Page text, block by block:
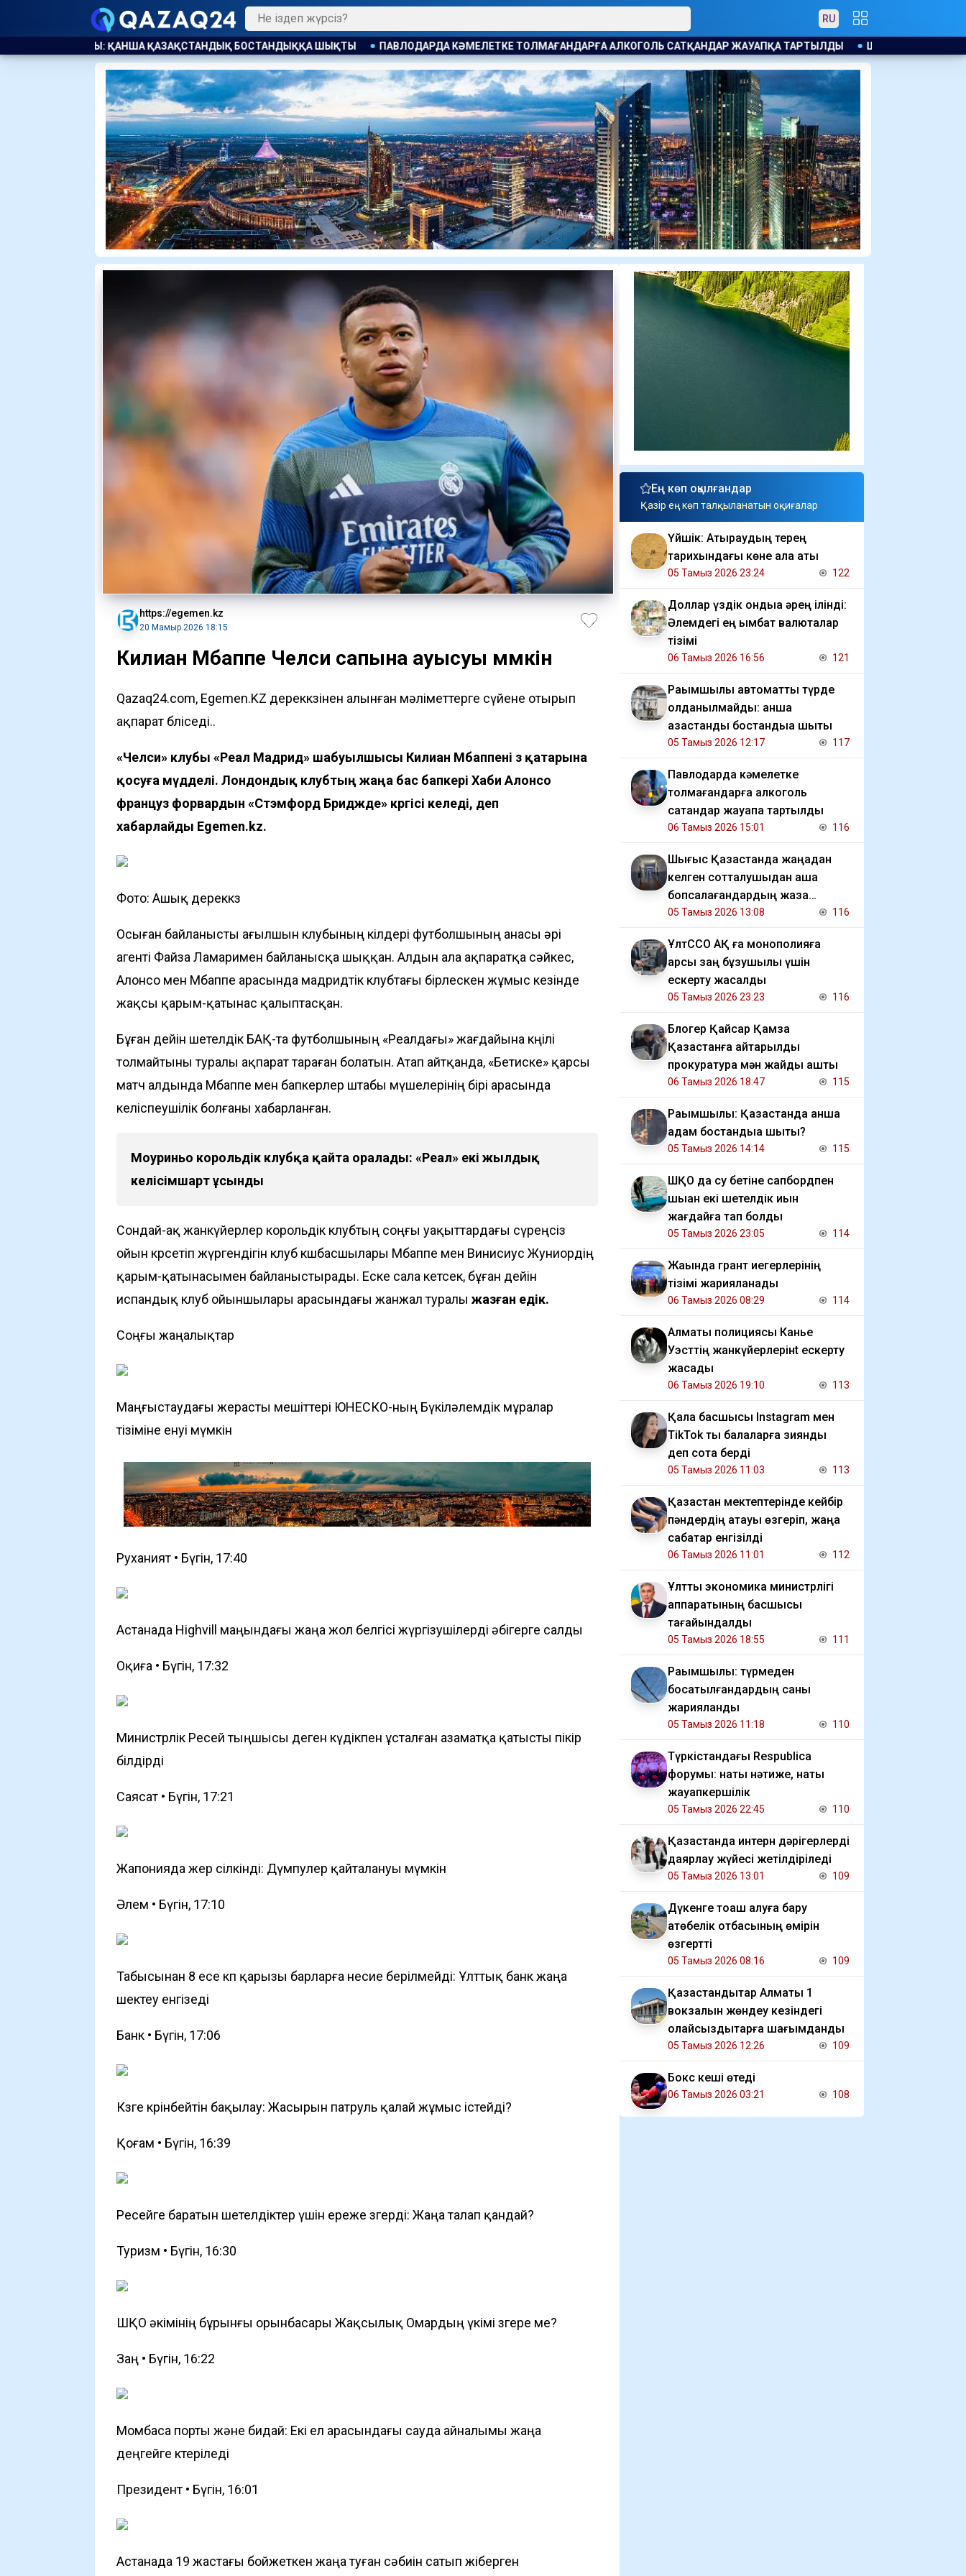
RU
БОСТАНДЫҚҚА ШЫҚТЫ ПАВЛОДАРДА КӘМЕЛЕТКЕ ТОЛМАҒАНДАРҒА АЛКОГОЛЬ САТҚАНДАР ЖАУАПҚА ТАРТЫЛДЫ ШЫҒЫС ҚАЗАҚСТАНДА ЖАҢАДАН КЕЛГЕН
https://egemen.kz
20 Мамыр 2026 18:15
Килиан Мбаппе Челси сапына ауысуы мүмкін
Qazaq24.com, Egemen.KZ дереккөзінен алынған мәліметтерге сүйене отырып
ақпарат бөліседі..
«Челси» клубы «Реал Мадрид» шабуылшысы Килиан Мбаппені өз қатарына
қосуға мүдделі. Лондондық клубтың жаңа бас бапкері Хаби Алонсо
француз форвардын «Стэмфорд Бриджде» көргісі келеді, деп
хабарлайды Egemen.kz.
Фото: Ашық дереккөз
Осыған байланысты ағылшын клубының өкілдері футболшының анасы әрі
агенті Файза Ламаримен байланысқа шыққан. Алдын ала ақпаратқа сәйкес,
Алонсо мен Мбаппе арасында мадридтік клубтағы бірлескен жұмыс кезінде
жақсы қарым-қатынас қалыптасқан.
Бұған дейін шетелдік БАҚ-та футболшының «Реалдағы» жағдайына көңілі
толмайтыны туралы ақпарат тараған болатын. Атап айтқанда, «Бетиске» қарсы
матч алдында Мбаппе мен бапкерлер штабы мүшелерінің бірі арасында
келіспеушілік болғаны хабарланған.
Моуриньо корольдік клубқа қайта оралады: «Реал» екі жылдық
келісімшарт ұсынды
Сондай-ақ жанкүйерлер корольдік клубтың соңғы уақыттардағы сүреңсіз
ойын көрсетіп жүргендігін клуб көшбасшылары Мбаппе мен Винисиус Жуниордің
қарым-қатынасымен байланыстырады. Еске сала кетсек, бұған дейін
испандық клуб ойыншылары арасындағы жанжал туралы жазған едік.
Соңғы жаңалықтар
Маңғыстаудағы жерасты мешіттері ЮНЕСКО-ның Бүкіләлемдік мұралар
тізіміне енуі мүмкін
Руханият • Бүгін, 17:40
Астанада Highvill маңындағы жаңа жол белгісі жүргізушілерді әбігерге салды
Оқиға • Бүгін, 17:32
Министрлік Ресей тыңшысы деген күдікпен ұсталған азаматқа қатысты пікір
білдірді
Саясат • Бүгін, 17:21
Жапонияда жер сілкінді: Дүмпулер қайталануы мүмкін
Әлем • Бүгін, 17:10
Табысынан 8 есе көп қарызы барларға несие берілмейді: Ұлттық банк жаңа
шектеу енгізеді
Банк • Бүгін, 17:06
Көзге көрінбейтін бақылау: Жасырын патруль қалай жұмыс істейді?
Қоғам • Бүгін, 16:39
Ресейге баратын шетелдіктер үшін ереже өзгерді: Жаңа талап қандай?
Туризм • Бүгін, 16:30
ШҚО әкімінің бұрынғы орынбасары Жақсылық Омардың үкімі өзгере ме?
Заң • Бүгін, 16:22
Момбаса порты және бидай: Екі ел арасындағы сауда айналымы жаңа
деңгейге көтеріледі
Президент • Бүгін, 16:01
Астанада 19 жастағы бойжеткен жаңа туған сәбиін сатып жіберген
Ең көп оқылғандар
Қазір ең көп талқыланатын оқиғалар
Үйшік: Атыраудың терең
тарихындағы көне қала аты
05 Тамыз 2026 23:24 122
Доллар үздік ондыққа әрең ілінді:
Әлемдегі ең қымбат валюталар
тізімі
06 Тамыз 2026 16:56 121
Рақымшылық автоматты түрде
қолданылмайды: қанша
қазақстандық бостандыққа шықты
05 Тамыз 2026 12:17 117
Павлодарда кәмелетке
толмағандарға алкоголь
сатқандар жауапқа тартылды
06 Тамыз 2026 15:01 116
Шығыс Қазақстанда жаңадан
келген сотталушыдан ақша
бопсалағандардың жаза
мерзімі ұзартылды
05 Тамыз 2026 13:08 116
ҰлтССО АҚ ға монополияға
қарсы заң бұзушылық үшін
ескерту жасалды
05 Тамыз 2026 23:23 116
Блогер Қайсар Қамза
Қазақстанға қайтарылды
прокуратура мән жайды ашты
06 Тамыз 2026 18:47 115
Рақымшылық: Қазақстанда қанша
адам бостандыққа шықты?
05 Тамыз 2026 14:14 115
ШҚО да су бетіне сапбордпен
шыққан екі шетелдік қиын
жағдайға тап болды
05 Тамыз 2026 23:05 114
Жақында грант иегерлерінің
тізімі жарияланады
06 Тамыз 2026 08:29 114
Алматы полициясы Канье
Уэсттің жанкүйерлерінt ескерту
жасады
06 Тамыз 2026 19:10 113
Қала басшысы Instagram мен
TikTok ты балаларға зиянды
деп сотқа берді
05 Тамыз 2026 11:03 113
Қазақстан мектептерінде кейбір
пәндердің атауы өзгеріп, жаңа
сабақтар енгізілді
06 Тамыз 2026 11:01 112
Ұлттық экономика министрлігі
аппаратының басшысы
тағайындалды
05 Тамыз 2026 18:55 111
Рақымшылық: түрмеден
босатылғандардың саны
жарияланды
05 Тамыз 2026 11:18 110
Түркістандағы Respublica
форумы: нақты нәтиже, нақты
жауапкершілік
05 Тамыз 2026 22:45 110
Қазақстанда интерн дәрігерлерді
даярлау жүйесі жетілдіріледі
05 Тамыз 2026 13:01 109
Дүкенге тоқаш алуға бару
ақтөбелік отбасының өмірін
өзгертті
05 Тамыз 2026 08:16 109
Қазақстандықтар Алматы 1
вокзалын жөндеу кезіндегі
қолайсыздықтарға шағымданды
05 Тамыз 2026 12:26 109
Бокс кеші өтеді
06 Тамыз 2026 03:21 108